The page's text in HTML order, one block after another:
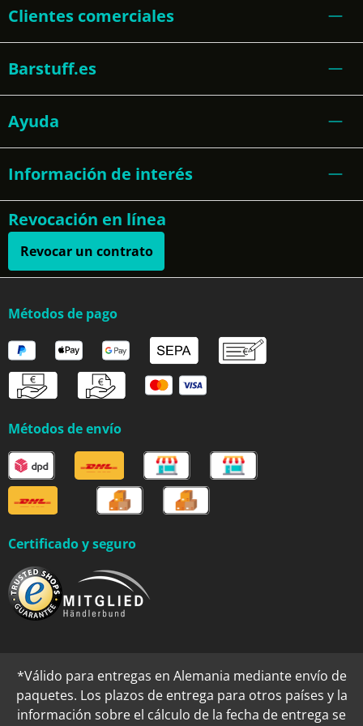
Clientes comerciales
Barstuff.es
Ayuda
Información de interés
Revocación en línea
Revocar un contrato
Métodos de pago
Métodos de envío
Certificado y seguro
*Válido para entregas en Alemania mediante envío de
paquetes. Los plazos de entrega para otros países y la
información sobre el cálculo de la fecha de entrega se